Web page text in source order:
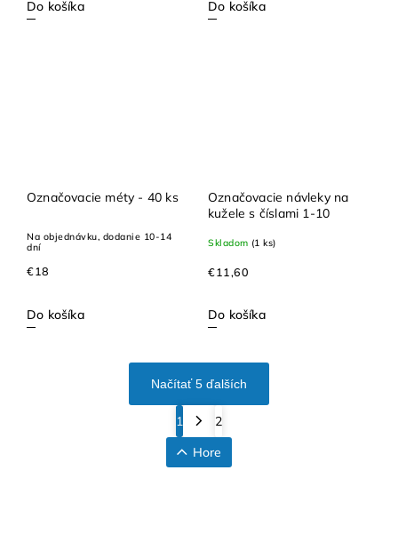
Do košíka Do košíka
Označovacie méty - 40 ks
Na objednávku, dodanie 10-14
dní
€18
Do košíka
Označovacie návleky na
kužele s číslami 1-10
Skladom (1 ks)
€11,60
Do košíka
Načítať 5 ďalších
1
2
Hore